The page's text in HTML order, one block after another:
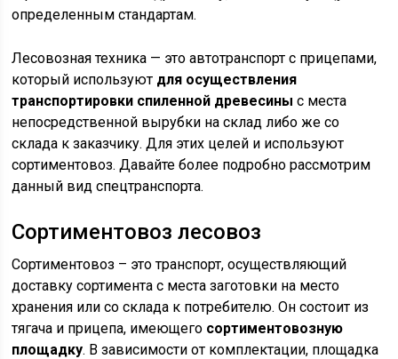
определенным стандартам.
Лесовозная техника — это автотранспорт с прицепами,
который используют для осуществления
транспортировки спиленной древесины с места
непосредственной вырубки на склад либо же со
склада к заказчику. Для этих целей и используют
сортиментовоз. Давайте более подробно рассмотрим
данный вид спецтранспорта.
Сортиментовоз лесовоз
Сортиментовоз – это транспорт, осуществляющий
доставку сортимента с места заготовки на место
хранения или со склада к потребителю. Он состоит из
тягача и прицепа, имеющего сортиментовозную
площадку. В зависимости от комплектации, площадка